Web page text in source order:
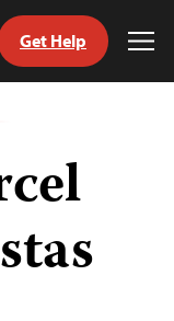
Get Help